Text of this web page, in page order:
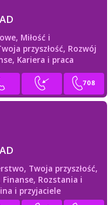
Miłość i
przyszłość, Rozwój
Kariera i praca
Twoja przyszłość,
Finanse, Rozstania i
i przyjaciele